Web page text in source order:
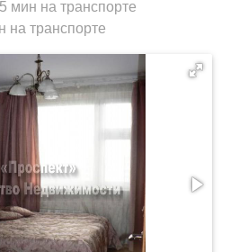
мин на транспорте
на транспорте